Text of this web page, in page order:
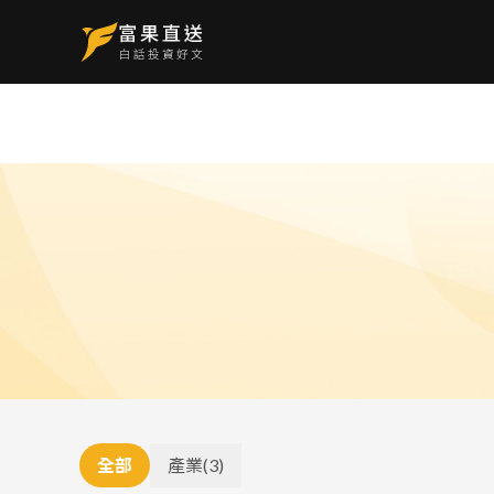
全部 產業(3)